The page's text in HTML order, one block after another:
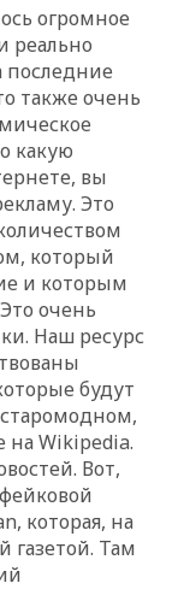
огромное
реально
последние
также очень
какую
вы
Это
который
и которым
очень
Наш ресурс
будут
Wikipedia.
Вот,
которая, на
газетой. Там